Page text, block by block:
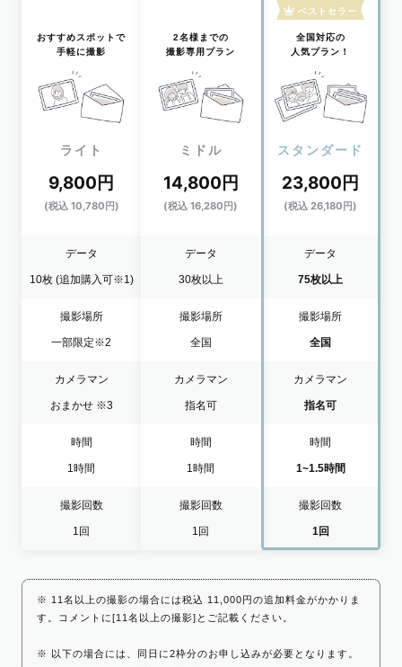
おすすめスポットで
手軽に撮影
ライト
9,800円
(税込 10,780円)
データ
10枚 (追加購入可※1)
撮影場所
一部限定※2
カメラマン
おまかせ ※3
時間
1時間
撮影回数
1回
2名様までの
撮影専用プラン
ミドル
14,800円
(税込 16,280円)
データ
30枚以上
撮影場所
全国
カメラマン
指名可
時間
1時間
撮影回数
1回
ベストセラー
全国対応の
人気プラン！
スタンダード
23,800円
(税込 26,180円)
データ
75枚以上
撮影場所
全国
カメラマン
指名可
時間
1~1.5時間
撮影回数
1回
※ 11名以上の撮影の場合には税込 11,000円の追加料金がかかりま
す。コメントに[11名以上の撮影]とご記載ください。
※ 以下の場合には、同日に2枠分のお申し込みが必要となります。